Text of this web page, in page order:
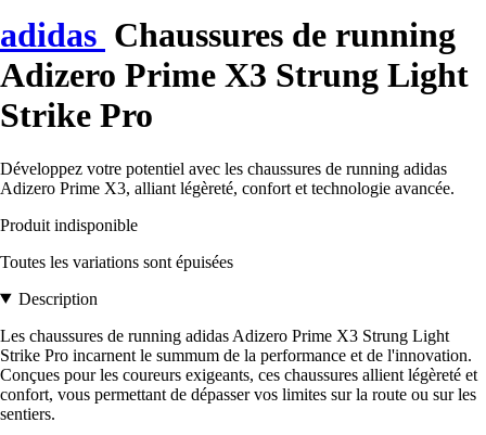
adidas Chaussures de running
Adizero Prime X3 Strung Light
Strike Pro
Développez votre potentiel avec les chaussures de running adidas
Adizero Prime X3, alliant légèreté, confort et technologie avancée.
Produit indisponible
Toutes les variations sont épuisées
Description
Les chaussures de running adidas Adizero Prime X3 Strung Light
Strike Pro incarnent le summum de la performance et de l'innovation.
Conçues pour les coureurs exigeants, ces chaussures allient légèreté et
confort, vous permettant de dépasser vos limites sur la route ou sur les
sentiers.